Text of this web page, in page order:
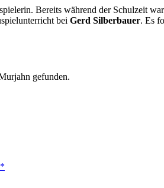
Bereits während der Schulzeit
bei Gerd Silberbauer. Es
gefunden.